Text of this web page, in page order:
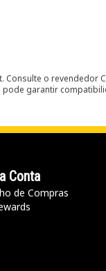
o revendedor
garantir
Conta
de Compras